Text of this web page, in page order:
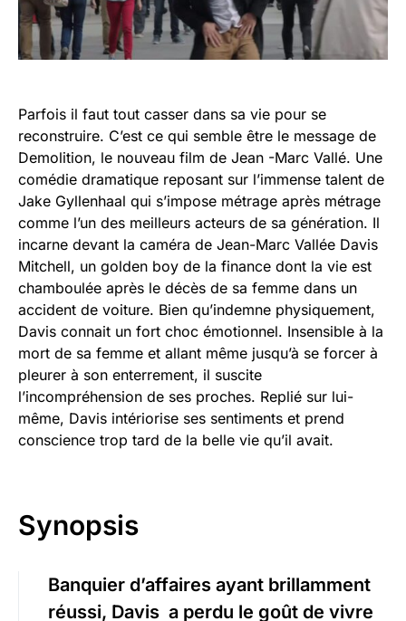
Parfois il faut tout casser dans sa vie pour se
reconstruire. C’est ce qui semble être le message de
Demolition, le nouveau film de Jean -Marc Vallé. Une
comédie dramatique reposant sur l’immense talent de
Jake Gyllenhaal qui s’impose métrage après métrage
comme l’un des meilleurs acteurs de sa génération. Il
incarne devant la caméra de Jean-Marc Vallée Davis
Mitchell, un golden boy de la finance dont la vie est
chamboulée après le décès de sa femme dans un
accident de voiture. Bien qu’indemne physiquement,
Davis connait un fort choc émotionnel. Insensible à la
mort de sa femme et allant même jusqu’à se forcer à
pleurer à son enterrement, il suscite
l’incompréhension de ses proches. Replié sur lui-
même, Davis intériorise ses sentiments et prend
conscience trop tard de la belle vie qu’il avait.
Synopsis
Banquier d’affaires ayant brillamment
réussi, Davis a perdu le goût de vivre